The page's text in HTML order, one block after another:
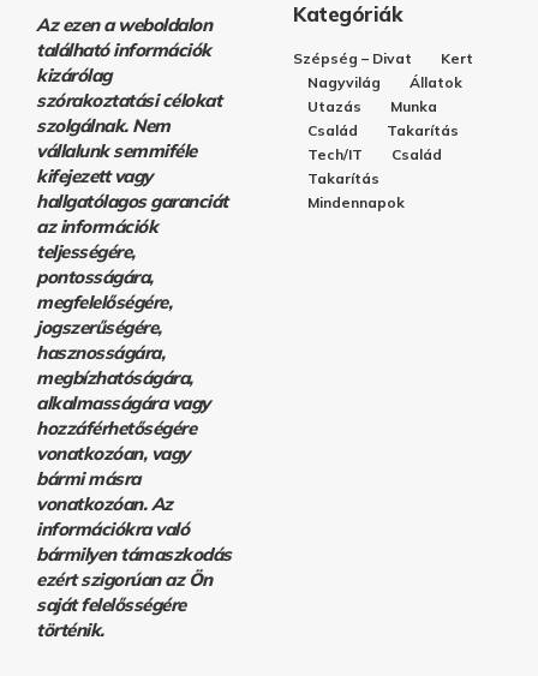
Az ezen a weboldalon
található információk
kizárólag
szórakoztatási célokat
szolgálnak. Nem
vállalunk semmiféle
kifejezett vagy
hallgatólagos garanciát
az információk
teljességére,
pontosságára,
megfelelőségére,
jogszerűségére,
hasznosságára,
megbízhatóságára,
alkalmasságára vagy
hozzáférhetőségére
vonatkozóan, vagy
bármi másra
vonatkozóan. Az
információkra való
bármilyen támaszkodás
ezért szigorúan az Ön
saját felelősségére
történik.
Kategóriák
Szépség – Divat
Kert
Nagyvilág
Állatok
Utazás
Munka
Család
Takarítás
Tech/IT
Család
Takarítás
Mindennapok